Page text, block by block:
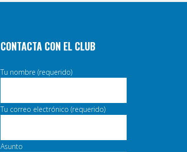
CONTACTA CON EL CLUB
Tu nombre (requerido)
Tu correo electrónico (requerido)
Asunto